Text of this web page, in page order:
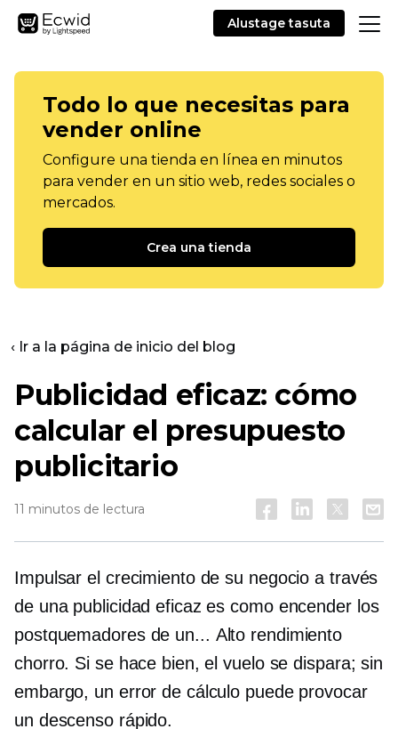
Alustage tasuta
Todo lo que necesitas para
vender online
Configure una tienda en línea en minutos
para vender en un sitio web, redes sociales o
mercados.
Crea una tienda
‹ Ir a la página de inicio del blog
Publicidad eficaz: cómo
calcular el presupuesto
publicitario
11 minutos de lectura
Impulsar el crecimiento de su negocio a través
de una publicidad eficaz es como encender los
postquemadores de un... Alto rendimiento
chorro. Si se hace bien, el vuelo se dispara; sin
embargo, un error de cálculo puede provocar
un descenso rápido.